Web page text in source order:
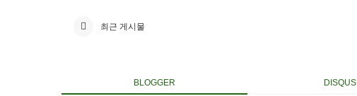
최근 게시물
BLOGGER DISQUS